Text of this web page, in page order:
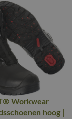
Workwear
hoog |